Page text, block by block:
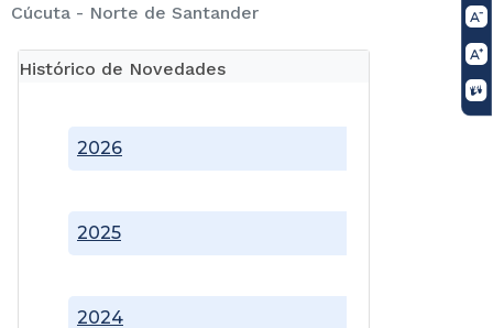
Cúcuta - Norte de Santander
Histórico de Novedades
2024
2025
2026